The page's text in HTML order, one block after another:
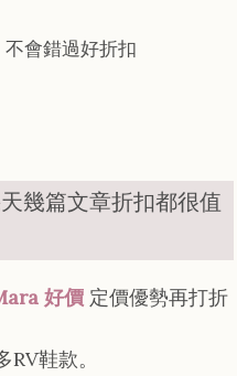
會錯過好折扣
幾篇文章折扣都很值
好價 定價優勢再打折
RV鞋款。